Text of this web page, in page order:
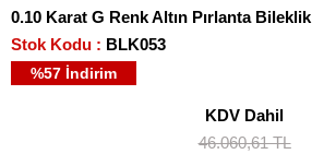
0.10 Karat G Renk Altın Pırlanta Bileklik
Stok Kodu
BLK053
%57 İndirim
KDV Dahil
46.060,61 TL